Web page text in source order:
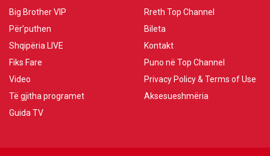
Big Brother VIP
Për’puthen
Shqipëria LIVE
Fiks Fare
Video
Të gjitha programet
Guida TV
Rreth Top Channel
Bileta
Kontakt
Puno në Top Channel
Privacy Policy & Terms of Use
Aksesueshmëria